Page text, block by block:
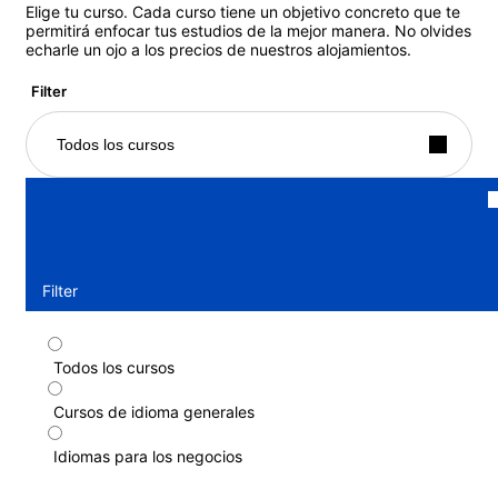
Elige tu curso. Cada curso tiene un objetivo concreto que te
permitirá enfocar tus estudios de la mejor manera. No olvides
echarle un ojo a los precios de nuestros alojamientos.
Filter
Todos los cursos
Filter
Todos los cursos
Cursos de idioma generales
Idiomas para los negocios
Curso estándar
Duración: 2 - 12 semanas
Niveles: Elemental superior (A2) a Cercano a la lengua
materna (C2)